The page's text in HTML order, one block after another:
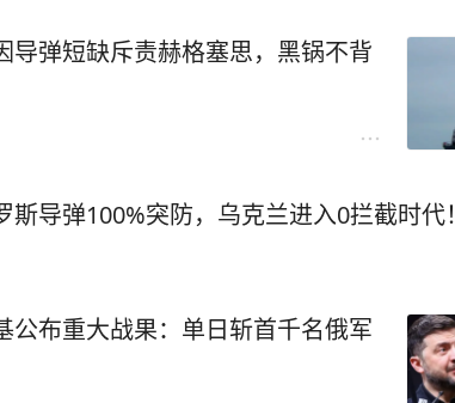
导弹短缺斥责赫格塞思，黑锅不背
导弹100%突防，乌克兰进入0拦截时代！
公布重大战果：单日斩首千名俄军